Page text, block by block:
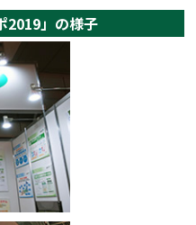
2019」の様子